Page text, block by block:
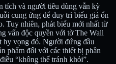
tích và người tiêu dùng vẫn kỳ
cung ứng để duy trì biểu giá ổn
Tuy nhiên, phát biểu mới nhất từ
vấn độc quyền với tờ The Wall
hy vọng đó. Người đứng đầu
phẩm đối với các thiết bị phần
“không thể tránh khỏi”.